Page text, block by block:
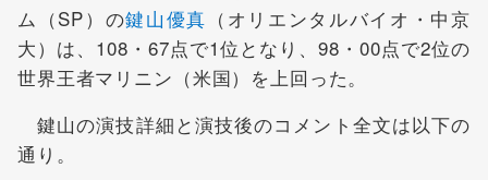
ム（SP）の鍵山優真 （オリエンタルバイオ・中京
大）は、108・67点で1位となり、98・00点で2位の
世界王者マリニン（米国）を上回った。
鍵山の演技詳細と演技後のコメント全文は以下の
通り。